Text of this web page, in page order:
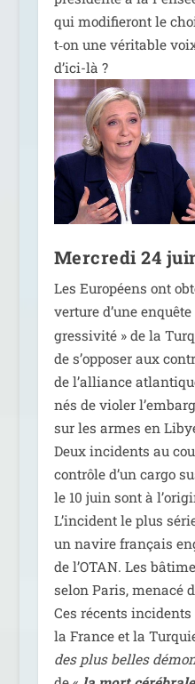
qui modi­fie­ront le
t‑on une véri­table
d’ici-là ?
Mercredi 24
Les Européens ont
ver­ture d’une enquête
gres­si­vi­té » de la
de s’op­po­ser aux
de l’al­liance
nés de vio­ler
sur les armes en
Deux inci­dents au
contrôle d’un car­go
le 10 juin sont à
L’incident le plus
un navire fran­çais
de l’OTAN. Les
selon Paris, mena­cé
Ces récents
la France et la
des plus belles